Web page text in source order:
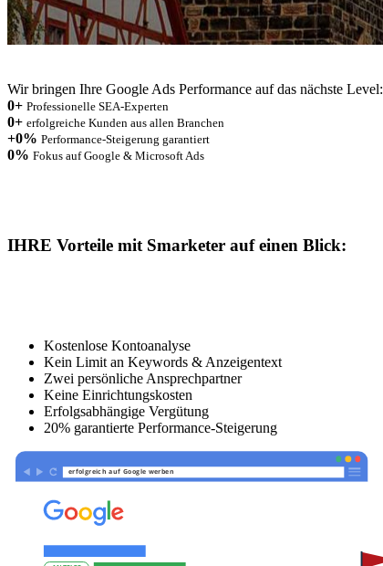
Wir bringen Ihre Google Ads Performance auf das nächste Level:
0+ Professionelle SEA-Experten
0+ erfolgreiche Kunden aus allen Branchen
+0% Performance-Steigerung garantiert
0% Fokus auf Google & Microsoft Ads
IHRE Vorteile mit Smarketer auf einen Blick:
Kostenlose Kontoanalyse
Kein Limit an Keywords & Anzeigentext
Zwei persönliche Ansprechpartner
Keine Einrichtungskosten
Erfolgsabhängige Vergütung
20% garantierte Performance-Steigerung